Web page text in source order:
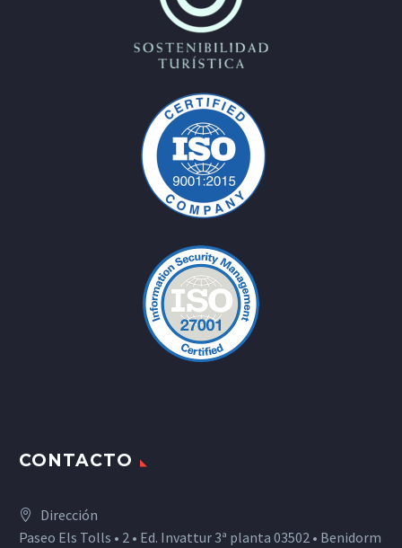
CONTACTO
Dirección
Paseo Els Tolls • 2 • Ed. Invattur 3ª planta 03502 • Benidorm